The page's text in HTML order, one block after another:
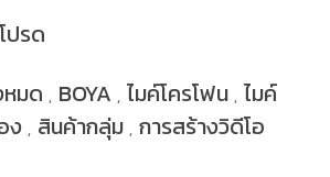
ปรด
มด , BOYA , ไมค์โครโฟน , ไมค์
ง , สินค้ากลุ่ม , การสร้างวิดีโอ